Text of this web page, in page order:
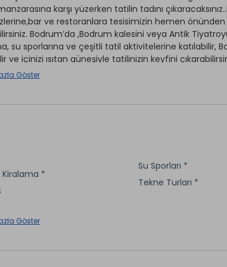
karşı yüzerken tatilin tadını
ve restoranlara tesisimizin hemen
Bodrum’da ,Bodrum kalesini veya Antik
su sporlarına ve çeşitli tatil aktivitelerine katılabilir,
ve içinizi ısıtan güneşiyle tatilinizin keyfini
edilmiş, ev konforundaki odaları, yüzme havuzu
*
Kasa
Kuru Temizleme *
Transfer Hizmeti *
Restaurant & Bar *
Göster
Kiralama *
Su Sporları *
Tekne Turları *
özellikler ücretlidir.
Göster